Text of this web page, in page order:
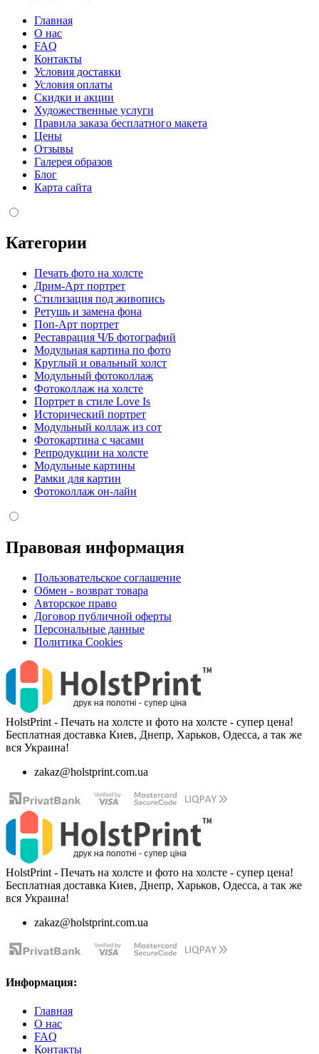
Главная
О нас
FAQ
Контакты
Условия доставки
Условия оплаты
Скидки и акции
Художественные услуги
Правила заказа бесплатного макета
Цены
Отзывы
Галерея образов
Блог
Карта сайта
Категории
Печать фото на холсте
Дрим-Арт портрет
Стилизация под живопись
Ретушь и замена фона
Поп-Арт портрет
Реставрация Ч/Б фотографий
Модульная картина по фото
Круглый и овальный холст
Модульный фотоколлаж
Фотоколлаж на холсте
Портрет в стиле Love Is
Исторический портрет
Модульный коллаж из сот
Фотокартина с часами
Репродукции на холсте
Модульные картины
Рамки для картин
Фотоколлаж он-лайн
Правовая информация
Пользовательское соглашение
Обмен - возврат товара
Авторское право
Договор публичной оферты
Персональные данные
Политика Cookies
HolstPrint - Печать на холсте и фото на холсте - супер цена!
Бесплатная доставка Киев, Днепр, Харьков, Одесса, а так же
вся Украина!
zakaz@holstprint.com.ua
HolstPrint - Печать на холсте и фото на холсте - супер цена!
Бесплатная доставка Киев, Днепр, Харьков, Одесса, а так же
вся Украина!
zakaz@holstprint.com.ua
Информация:
Главная
О нас
FAQ
Контакты